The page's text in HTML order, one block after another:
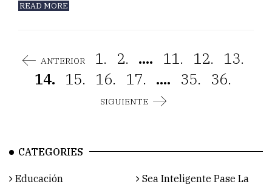
READ MORE
ANTERIOR 1. 2. .... 11. 12.
13.
14. 15. 16. 17. .... 35. 36.
SIGUIENTE
CATEGORIES
Educación
Sea Inteligente Pase La